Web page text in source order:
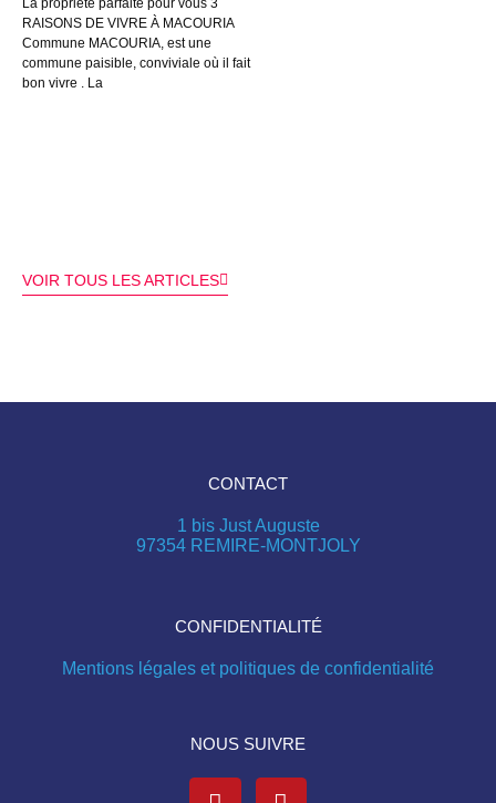
La propriété parfaite pour vous 3
RAISONS DE VIVRE À MACOURIA
Commune MACOURIA, est une
commune paisible, conviviale où il fait
bon vivre . La
VOIR TOUS LES ARTICLES
CONTACT
1 bis Just Auguste
97354 REMIRE-MONTJOLY
CONFIDENTIALITÉ
Mentions légales et politiques de confidentialité​
NOUS SUIVRE